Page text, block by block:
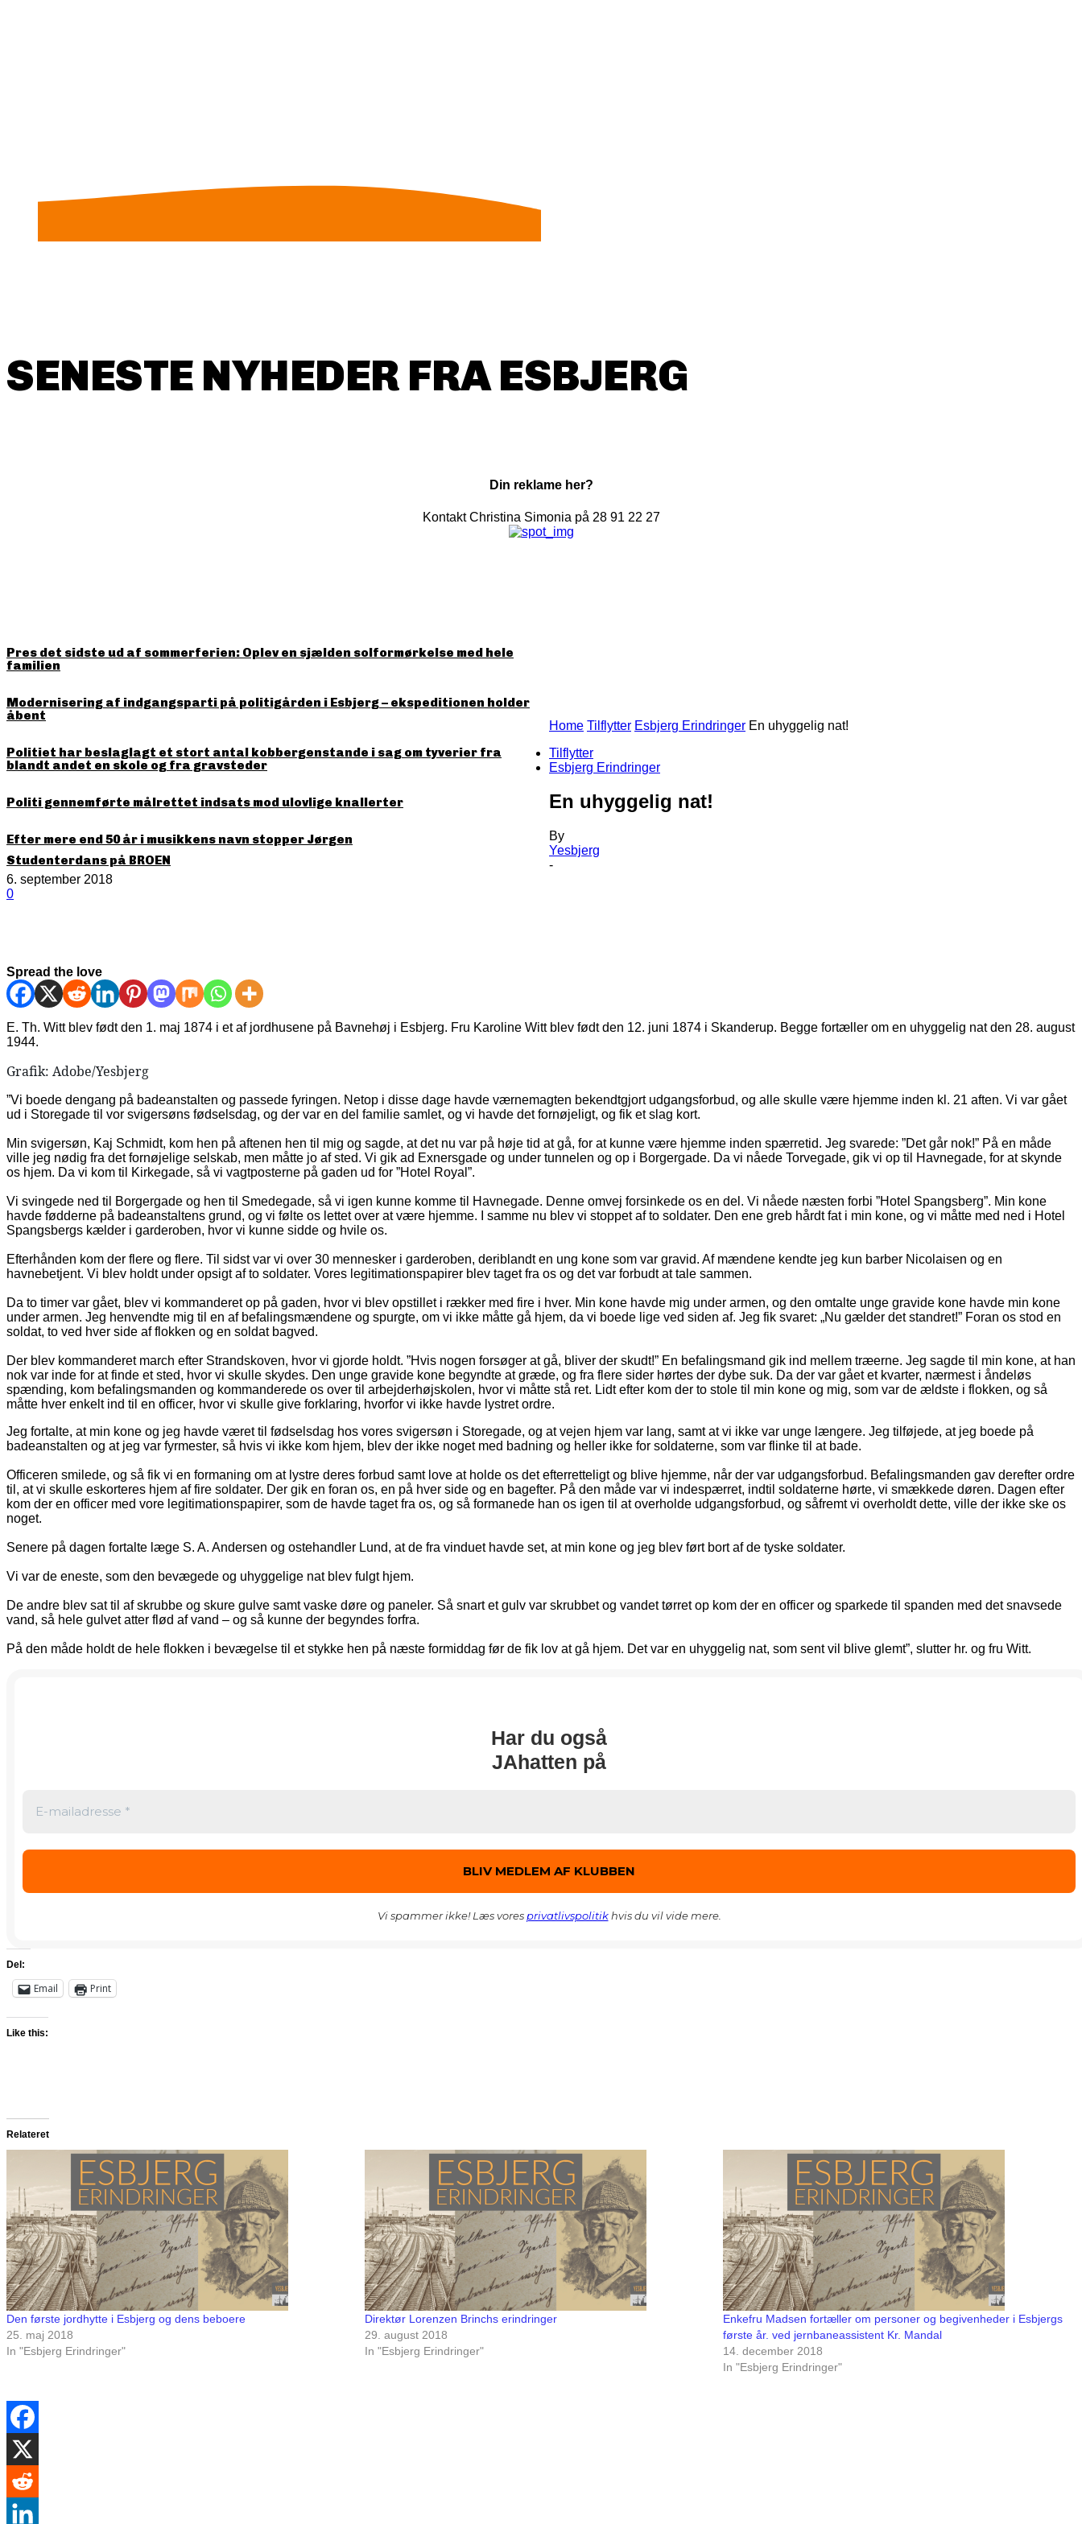
SENESTE NYHEDER FRA ESBJERG
Din reklame her?
Kontakt Christina Simonia på 28 91 22 27
Pres det sidste ud af sommerferien: Oplev en sjælden solformørkelse med hele
familien
Modernisering af indgangsparti på politigården i Esbjerg – ekspeditionen holder
åbent
Politiet har beslaglagt et stort antal kobbergenstande i sag om tyverier fra
blandt andet en skole og fra gravsteder
Politi gennemførte målrettet indsats mod ulovlige knallerter
Efter mere end 50 år i musikkens navn stopper Jørgen
Studenterdans på BROEN
Home Tilflytter Esbjerg Erindringer En uhyggelig nat!
Tilflytter
Esbjerg Erindringer
En uhyggelig nat!
By
Yesbjerg
-
6. september 2018
0
Spread the love
E. Th. Witt blev født den 1. maj 1874 i et af jordhusene på Bavnehøj i Esbjerg. Fru Karoline Witt blev født den 12. juni 1874 i Skanderup. Begge fortæller om en uhyggelig nat den 28. august
1944.
Grafik: Adobe/Yesbjerg
”Vi boede dengang på badeanstalten og passede fyringen. Netop i disse dage havde værnemagten bekendtgjort udgangsforbud, og alle skulle være hjemme inden kl. 21 aften. Vi var gået
ud i Storegade til vor svigersøns fødselsdag, og der var en del familie samlet, og vi havde det fornøjeligt, og fik et slag kort.
Min svigersøn, Kaj Schmidt, kom hen på aftenen hen til mig og sagde, at det nu var på høje tid at gå, for at kunne være hjemme inden spærretid. Jeg svarede: ”Det går nok!” På en måde
ville jeg nødig fra det fornøjelige selskab, men måtte jo af sted. Vi gik ad Exnersgade og under tunnelen og op i Borgergade. Da vi nåede Torvegade, gik vi op til Havnegade, for at skynde
os hjem. Da vi kom til Kirkegade, så vi vagtposterne på gaden ud for ”Hotel Royal”.
Vi svingede ned til Borgergade og hen til Smedegade, så vi igen kunne komme til Havnegade. Denne omvej forsinkede os en del. Vi nåede næsten forbi ”Hotel Spangsberg”. Min kone
havde fødderne på badeanstaltens grund, og vi følte os lettet over at være hjemme. I samme nu blev vi stoppet af to soldater. Den ene greb hårdt fat i min kone, og vi måtte med ned i Hotel
Spangsbergs kælder i garderoben, hvor vi kunne sidde og hvile os.
Efterhånden kom der flere og flere. Til sidst var vi over 30 mennesker i garderoben, deriblandt en ung kone som var gravid. Af mændene kendte jeg kun barber Nicolaisen og en
havnebetjent. Vi blev holdt under opsigt af to soldater. Vores legitimationspapirer blev taget fra os og det var forbudt at tale sammen.
Da to timer var gået, blev vi kommanderet op på gaden, hvor vi blev opstillet i rækker med fire i hver. Min kone havde mig under armen, og den omtalte unge gravide kone havde min kone
under armen. Jeg henvendte mig til en af befalingsmændene og spurgte, om vi ikke måtte gå hjem, da vi boede lige ved siden af. Jeg fik svaret: „Nu gælder det standret!” Foran os stod en
soldat, to ved hver side af flokken og en soldat bagved.
Der blev kommanderet march efter Strandskoven, hvor vi gjorde holdt. ”Hvis nogen forsøger at gå, bliver der skudt!” En befalingsmand gik ind mellem træerne. Jeg sagde til min kone, at han
nok var inde for at finde et sted, hvor vi skulle skydes. Den unge gravide kone begyndte at græde, og fra flere sider hørtes der dybe suk. Da der var gået et kvarter, nærmest i åndeløs
spænding, kom befalingsmanden og kommanderede os over til arbejderhøjskolen, hvor vi måtte stå ret. Lidt efter kom der to stole til min kone og mig, som var de ældste i flokken, og så
måtte hver enkelt ind til en officer, hvor vi skulle give forklaring, hvorfor vi ikke havde lystret ordre.
Jeg fortalte, at min kone og jeg havde været til fødselsdag hos vores svigersøn i Storegade, og at vejen hjem var lang, samt at vi ikke var unge længere. Jeg tilføjede, at jeg boede på
badeanstalten og at jeg var fyrmester, så hvis vi ikke kom hjem, blev der ikke noget med badning og heller ikke for soldaterne, som var flinke til at bade.
Officeren smilede, og så fik vi en formaning om at lystre deres forbud samt love at holde os det efterretteligt og blive hjemme, når der var udgangsforbud. Befalingsmanden gav derefter ordre
til, at vi skulle eskorteres hjem af fire soldater. Der gik en foran os, en på hver side og en bagefter. På den måde var vi indespærret, indtil soldaterne hørte, vi smækkede døren. Dagen efter
kom der en officer med vore legitimationspapirer, som de havde taget fra os, og så formanede han os igen til at overholde udgangsforbud, og såfremt vi overholdt dette, ville der ikke ske os
noget.
Senere på dagen fortalte læge S. A. Andersen og ostehandler Lund, at de fra vinduet havde set, at min kone og jeg blev ført bort af de tyske soldater.
Vi var de eneste, som den bevægede og uhyggelige nat blev fulgt hjem.
De andre blev sat til af skrubbe og skure gulve samt vaske døre og paneler. Så snart et gulv var skrubbet og vandet tørret op kom der en officer og sparkede til spanden med det snavsede
vand, så hele gulvet atter flød af vand – og så kunne der begyndes forfra.
På den måde holdt de hele flokken i bevægelse til et stykke hen på næste formiddag før de fik lov at gå hjem. Det var en uhyggelig nat, som sent vil blive glemt”, slutter hr. og fru Witt.
Har du også
JAhatten på
Vi spammer ikke! Læs voresprivatlivspolitikhvis du vil vide mere.
Del:
Email Print
Like this:
Relateret
Den første jordhytte i Esbjerg og dens beboere
25. maj 2018
In "Esbjerg Erindringer"
Direktør Lorenzen Brinchs erindringer
29. august 2018
In "Esbjerg Erindringer"
Enkefru Madsen fortæller om personer og begivenheder i Esbjergs
første år. ved jernbaneassistent Kr. Mandal
14. december 2018
In "Esbjerg Erindringer"